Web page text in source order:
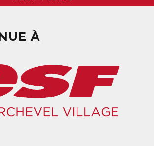
VOTRE COURS
À